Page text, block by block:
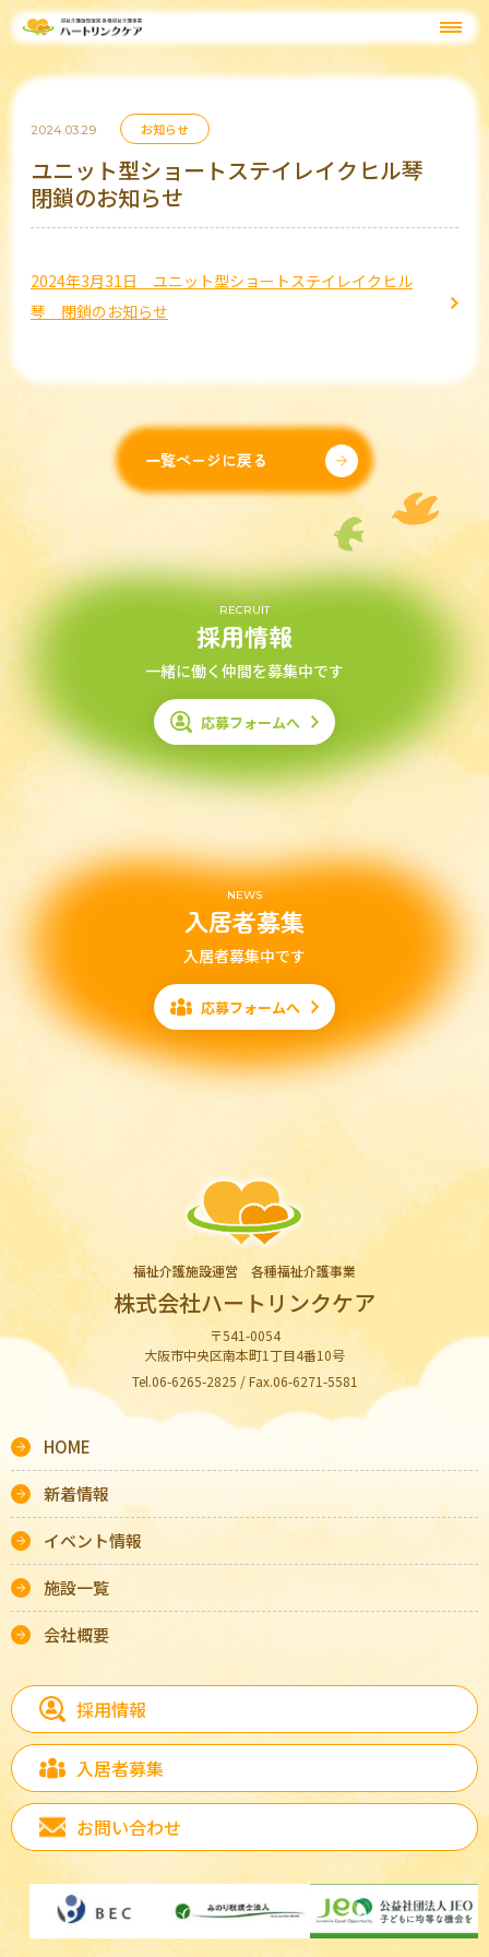
2024.03.29 お知らせ
ユニット型ショートステイレイクヒル琴
閉鎖のお知らせ
2024年3月31日 ユニット型ショートステイレイクヒル
琴 閉鎖のお知らせ
一覧ページに戻る
RECRUIT
採用情報
一緒に働く仲間を募集中です
応募フォームへ
NEWS
入居者募集
入居者募集中です
応募フォームへ
福祉介護施設運営 各種福祉介護事業
株式会社ハートリンクケア
〒541-0054
大阪市中央区南本町1丁目4番10号
Tel.06-6265-2825 / Fax.06-6271-5581
HOME
新着情報
イベント情報
施設一覧
会社概要
採用情報
入居者募集
お問い合わせ